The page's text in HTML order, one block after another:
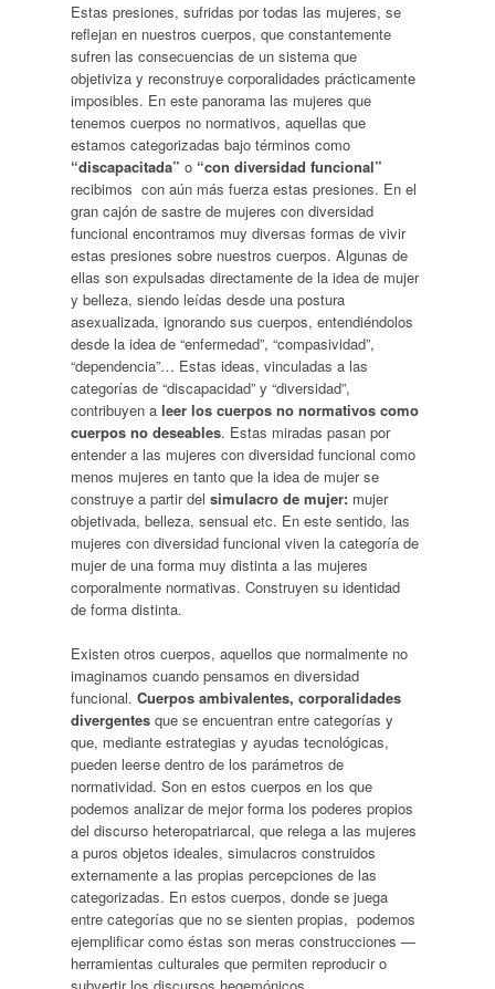
Estas presiones, sufridas por todas las mujeres, se
reflejan en nuestros cuerpos, que constantemente
sufren las consecuencias de un sistema que
objetiviza y reconstruye corporalidades prácticamente
imposibles. En este panorama las mujeres que
tenemos cuerpos no normativos, aquellas que
estamos categorizadas bajo términos como
“discapacitada” o “con diversidad funcional”
recibimos con aún más fuerza estas presiones. En el
gran cajón de sastre de mujeres con diversidad
funcional encontramos muy diversas formas de vivir
estas presiones sobre nuestros cuerpos. Algunas de
ellas son expulsadas directamente de la idea de mujer
y belleza, siendo leídas desde una postura
asexualizada, ignorando sus cuerpos, entendiéndolos
desde la idea de “enfermedad”, “compasividad”,
“dependencia”… Estas ideas, vinculadas a las
categorías de “discapacidad” y “diversidad”,
contribuyen a leer los cuerpos no normativos como
cuerpos no deseables. Estas miradas pasan por
entender a las mujeres con diversidad funcional como
menos mujeres en tanto que la idea de mujer se
construye a partir del simulacro de mujer:mujer
objetivada, belleza, sensual etc. En este sentido, las
mujeres con diversidad funcional viven la categoría de
mujer de una forma muy distinta a las mujeres
corporalmente normativas. Construyen su identidad
de forma distinta.
Existen otros cuerpos, aquellos que normalmente no
imaginamos cuando pensamos en diversidad
funcional. Cuerpos ambivalentes, corporalidades
divergentesque se encuentran entre categorías y
que, mediante estrategias y ayudas tecnológicas,
pueden leerse dentro de los parámetros de
normatividad. Son en estos cuerpos en los que
podemos analizar de mejor forma los poderes propios
del discurso heteropatriarcal, que relega a las mujeres
a puros objetos ideales, simulacros construidos
externamente a las propias percepciones de las
categorizadas. En estos cuerpos, donde se juega
entre categorías que no se sienten propias, podemos
ejemplificar como éstas son meras construcciones —
herramientas culturales que permiten reproducir o